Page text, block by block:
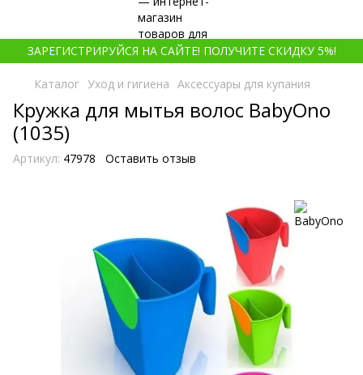
ЗАРЕГИСТРИРУЙСЯ НА САЙТЕ! ПОЛУЧИТЕ СКИДКУ 5%!
Каталог Уход и гигиена Аксессуары для купания
Кружка для мытья волос BabyOno
(1035)
Артикул: 47978 Оставить отзыв